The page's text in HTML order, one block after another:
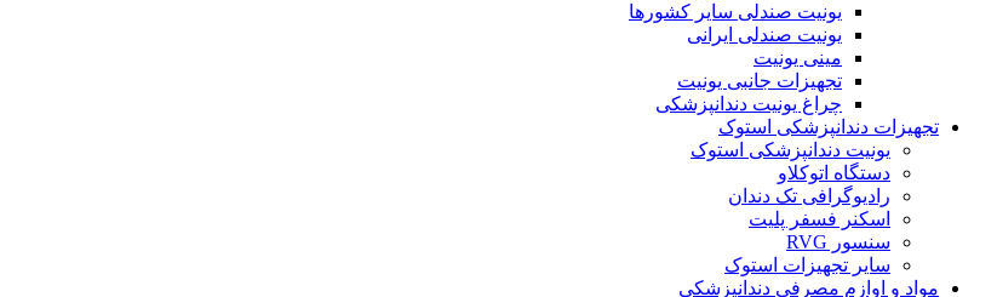
یونیت صندلی سایر کشورها
یونیت صندلی ایرانی
مینی یونیت
تجهیزات جانبی یونیت
چراغ یونیت دندانپزشکی
تجهیزات دندانپزشکی استوک
یونیت دندانپزشکی استوک
دستگاه اتوکلاو
رادیوگرافی تک دندان
اسکنر فسفر پلیت
سنسور RVG
سایر تجهیزات استوک
مواد و اوازم مصرفی دندانپزشکی